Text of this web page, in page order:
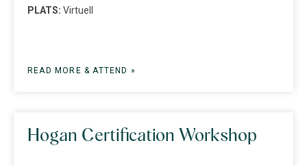
PLATS: Virtuell
READ MORE & ATTEND »
Hogan Certification Workshop